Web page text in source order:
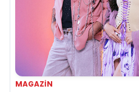
MAGAZIN